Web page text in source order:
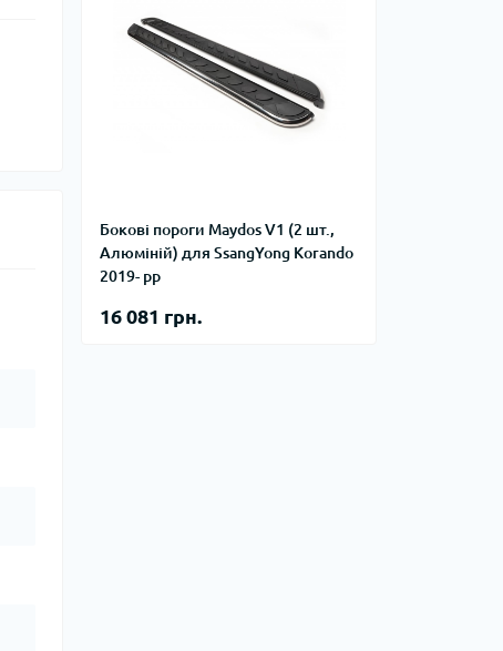
Бокові пороги Maydos V1 (2 шт.,
Алюміній) для SsangYong Korando
2019- рр
16 081 грн.